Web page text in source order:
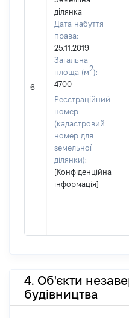
6
ділянка
Дата набуття
права:
25.11.2019
Загальна
площа (м2):
4700
Реєстраційний
номер
(кадастровий
номер для
земельної
ділянки):
[Конфіденційна
інформація]
4. Об'єкти
будівництва